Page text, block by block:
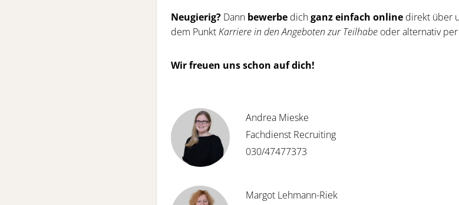
Neugierig? Dann bewerbe dichganz einfach online direkt über
dem PunktKarriere in den Angeboten zur Teilhabe oder alternativ per
Wir freuen uns schon auf dich!
Andrea Mieske
Fachdienst Recruiting
030/47477373
Margot Lehmann-Riek